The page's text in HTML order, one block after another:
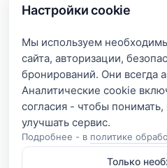
Настройки cookie
Мы используем
сайта, авторизации,
бронирований. Они всегда
Аналитические cookie
согласия - чтобы понимать,
Подробнее - в политике
Только